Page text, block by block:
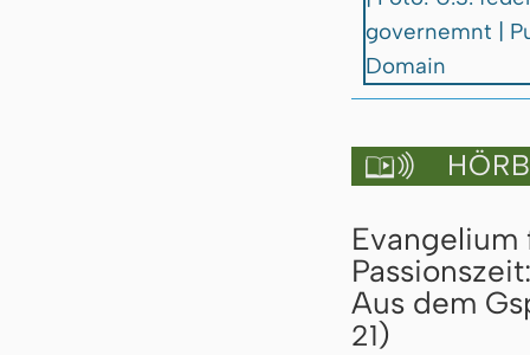

Passionszeit:
Aus dem
21)